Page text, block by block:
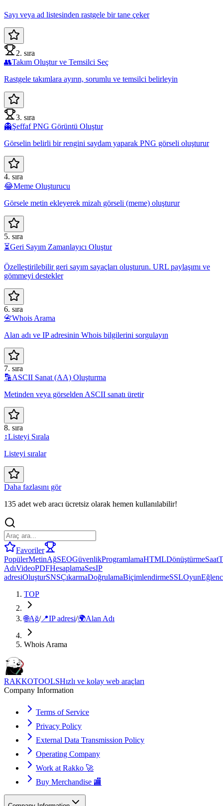
Sayı veya ad listesinden rastgele bir tane çeker
2. sıra
👥Takım Oluştur ve Temsilci Seç
Rastgele takımlara ayırın, sorumlu ve temsilci belirleyin
3. sıra
👻Şeffaf PNG Görüntü Oluştur
Görselin belirli bir rengini saydam yaparak PNG görseli oluşturur
4. sıra
😂Meme Oluşturucu
Görsele metin ekleyerek mizah görseli (meme) oluşturur
5. sıra
⏳Geri Sayım Zamanlayıcı Oluştur
Özelleştirilebilir geri sayım sayaçları oluşturun. URL paylaşımı ve
gömmeyi destekler
6. sıra
📇Whois Arama
Alan adı ve IP adresinin Whois bilgilerini sorgulayın
7. sıra
🔡ASCII Sanat (AA) Oluşturma
Metinden veya görselden ASCII sanatı üretir
8. sıra
↕️Listeyi Sırala
Listeyi sıralar
Daha fazlasını gör
135 adet web aracı ücretsiz olarak hemen kullanılabilir!
Favoriler
PopülerMetinAğSEOGüvenlikProgramlamaHTMLDönüştürmeSaat
AdıVideoPDFHesaplamaSesIP
adresiOluşturSNSÇıkarmaDoğrulamaBiçimlendirmeSSLOyun
TOP
🌐Ağ/📍IP adresi/🌍Alan Adı
Whois Arama
RAKKOTOOLSHızlı ve kolay web araçları
Company Information
Terms of Service
Privacy Policy
External Data Transmission Policy
Operating Company
Work at Rakko 🚀
Buy Merchandise 🏬